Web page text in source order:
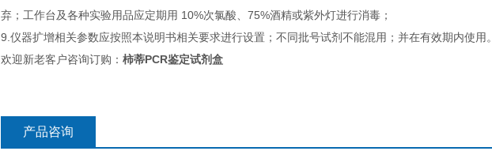
弃；工作台及各种实验用品应定期用 10%次氯酸、75%酒精或紫外灯进行消毒；
9.仪器扩增相关参数应按照本说明书相关要求进行设置；不同批号试剂不能混用；并在有效期内使用。
欢迎新老客户咨询订购： 柿蒂PCR鉴定试剂盒
产品咨询